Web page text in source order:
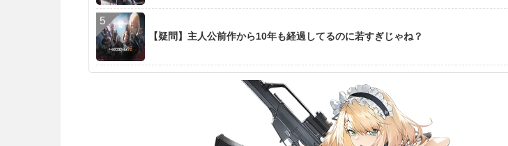
【疑問】主人公前作から10年も経過してるのに若すぎじゃね？